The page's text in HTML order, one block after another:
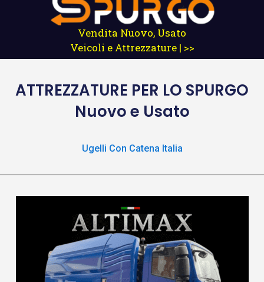
Vendita Nuovo, Usato
Veicoli e Attrezzature | >>
ATTREZZATURE PER LO SPURGO
Nuovo e Usato
Ugelli Con Catena Italia